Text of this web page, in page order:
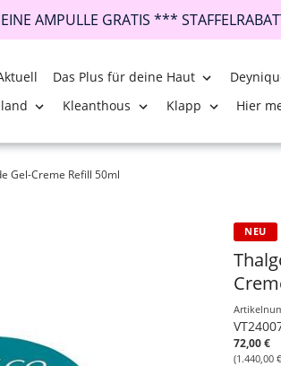
AMPULLE GRATIS ***
Das Plus für deine Haut
Kleanthous Klapp Hier
Gel-Creme Refill 50ml
NEU
72,00 €
(1.440,00